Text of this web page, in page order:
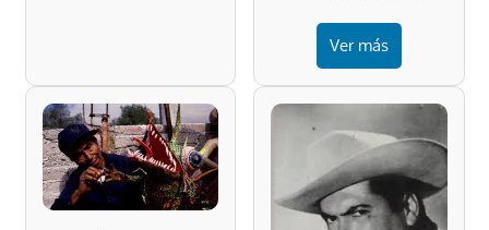
Ver más